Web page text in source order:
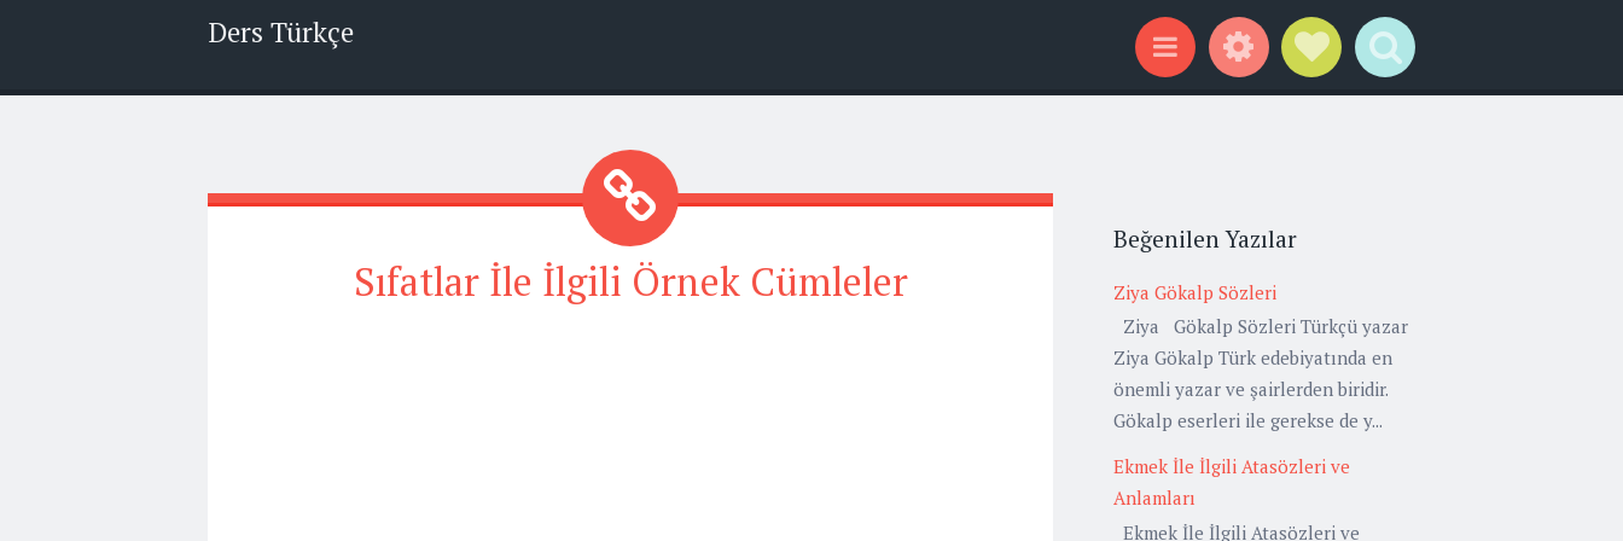
Ders Türkçe
Menu WidgetsSocial Links
Search
Sıfatlar İle İlgili Örnek Cümleler
Beğenilen Yazılar
Ziya Gökalp Sözleri
Ziya Gökalp Sözleri Türkçü yazar
Ziya Gökalp Türk edebiyatında en
önemli yazar ve şairlerden biridir.
Gökalp eserleri ile gerekse de y...
Ekmek İle İlgili Atasözleri ve
Anlamları
Ekmek İle İlgili Atasözleri ve